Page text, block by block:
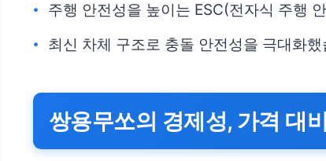
주행 안전성을 높이는 ESC(전자식 주행
최신 차체 구조로 충돌 안전성을 극대화했
쌍용무쏘의 경제성, 가격 대